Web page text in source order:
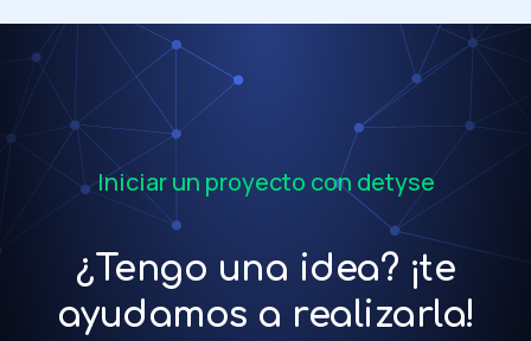
Iniciar un proyecto con detyse
¿Tengo una idea? ¡te
ayudamos a realizarla!